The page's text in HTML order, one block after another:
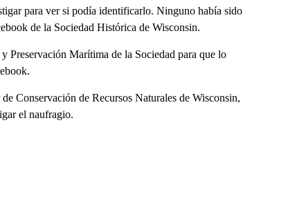
para ver si podía identificarlo. Ninguno había sido
de la Sociedad Histórica de Wisconsin.
Preservación Marítima de la Sociedad para que lo
Conservación de Recursos Naturales de Wisconsin,
el naufragio.